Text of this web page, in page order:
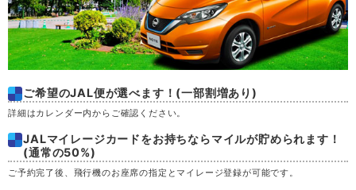
水 26
木 27
金 28
土 29
ご希望のJAL便が選べます！(一部割増あり)
詳細はカレンダー内からご確認ください。
JALマイレージカードをお持ちならマイルが貯められます！
(通常の50%)
ご予約完了後、飛行機のお座席の指定とマイレージ登録が可能です。